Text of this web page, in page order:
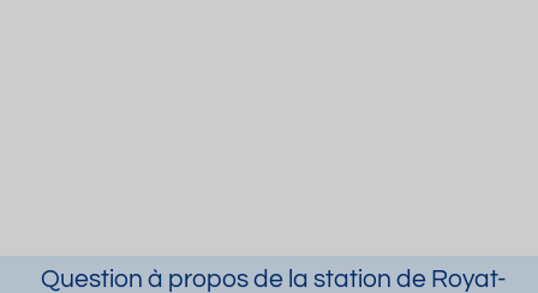
Question à propos de la station de Royat-